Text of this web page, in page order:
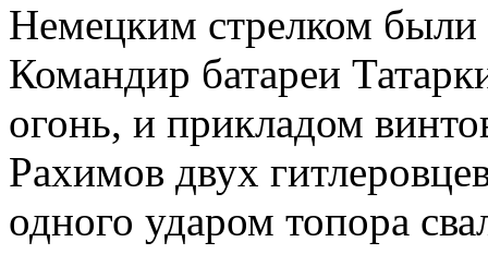
Немецким стрелком были
Командир батареи
огонь, и прикладом
Рахимов двух
одного ударом топора